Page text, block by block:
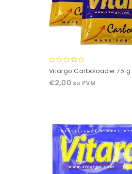
0
of
Vitargo Carboloader 75 g.
€2,00 su PVM